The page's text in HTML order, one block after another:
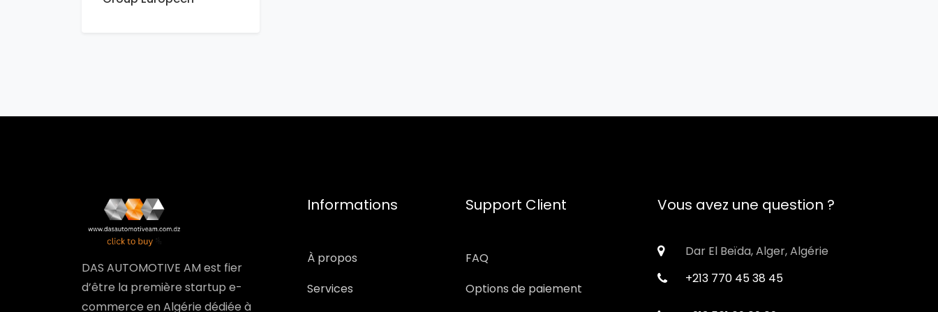
DAS AUTOMOTIVE AM est fier
d’être la première startup e-
commerce en Algérie dédiée à
Informations
À propos
Services
Support Client
FAQ
Options de paiement
Vous avez une question ?
Dar El Beïda, Alger, Algérie
+213 770 45 38 45